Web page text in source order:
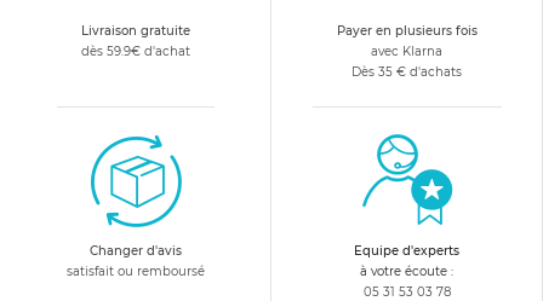
Livraison gratuite
dès 59.9€ d'achat
Payer en plusieurs fois
avec Klarna
Dès 35 € d'achats
Changer d'avis
satisfait ou remboursé
Equipe d'experts
à votre écoute :
05 31 53 03 78